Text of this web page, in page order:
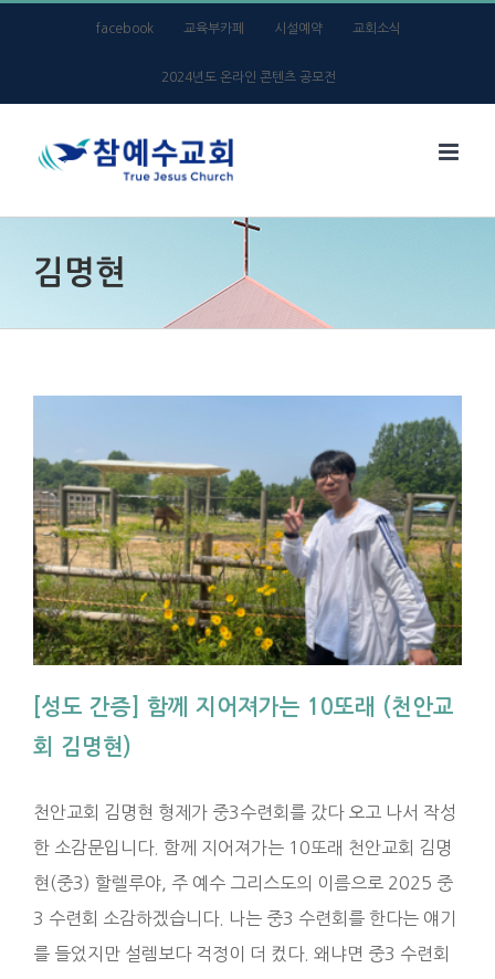
facebook 교육부카페 시설예약 교회소식
2024년도 온라인 콘텐츠 공모전
김명현
[성도 간증] 함께 지어져가는 10또래 (천안교
회 김명현)
천안교회 김명현 형제가 중3수련회를 갔다 오고 나서 작성
한 소감문입니다. 함께 지어져가는 10또래 천안교회 김명
현(중3) 할렐루야, 주 예수 그리스도의 이름으로 2025 중
3 수련회 소감하겠습니다. 나는 중3 수련회를 한다는 얘기
를 들었지만 설렘보다 걱정이 더 컸다. 왜냐면 중3 수련회